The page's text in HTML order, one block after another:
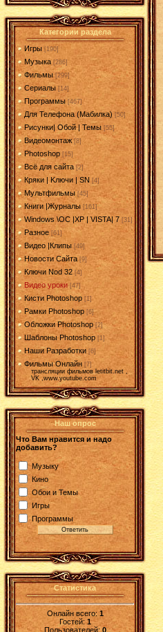
Категории раздела
Игры [190]
Музыка [286]
Фильмы [299]
Сериалы [14]
Программы [467]
Для Телефона (Мабилка) [50]
Рисунки| Обой | Темы [55]
Видеомонтаж [8]
Photoshop [15]
Всё для сайта [2]
Кряки | Kлючи | SN [4]
Мультфильмы [45]
Книги |Журналы [161]
Windows \OC |XP | VISTA| 7 [31]
Разное [61]
Видео |Клипы [49]
Новости Сайта [9]
Ключи Nod 32 [4]
Видео уроки [47]
Кисти Photoshop [1]
Рамки Photoshop [6]
Обложки Photoshop [2]
Шаблоны Photoshop [1]
Наши Разработки [6]
Фильмы Онлайн [7]
трансляции фильмов letitbit.net ,
VK ,www.youtube.com
Наш опрос
Что Вам нравится и надо
добавить?
Музыку
Кино
Обои и Темы
Игры
Программы
Статистика
Онлайн всего:1
Гостей:1
Пользователей: 0